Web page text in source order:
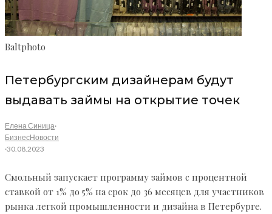
Baltphoto
Петербургским дизайнерам будут
выдавать займы на открытие точек
Елена Синица·
БизнесНовости
·30.08.2023
Смольный запускает программу займов с процентной
ставкой от 1% до 5% на срок до 36 месяцев для участников
рынка легкой промышленности и дизайна в Петербурге.